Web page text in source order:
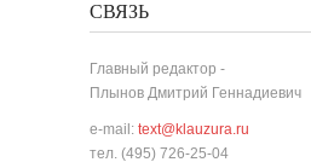
СВЯЗЬ
Главный редактор -
Плынов Дмитрий Геннадиевич
e-mail: text@klauzura.ru
тел. (495) 726-25-04